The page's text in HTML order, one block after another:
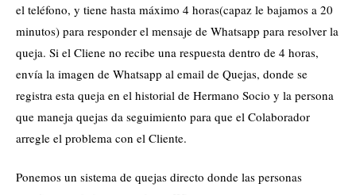
el teléfono, y tiene hasta máximo 4 horas(capaz le bajamos a 20
minutos) para responder el mensaje de Whatsapp para resolver la
queja. Si el Cliene no recibe una respuesta dentro de 4 horas,
envía la imagen de Whatsapp al email de Quejas, donde se
registra esta queja en el historial de Hermano Socio y la persona
que maneja quejas da seguimiento para que el Colaborador
arregle el problema con el Cliente.
Ponemos un sistema de quejas directo donde las personas